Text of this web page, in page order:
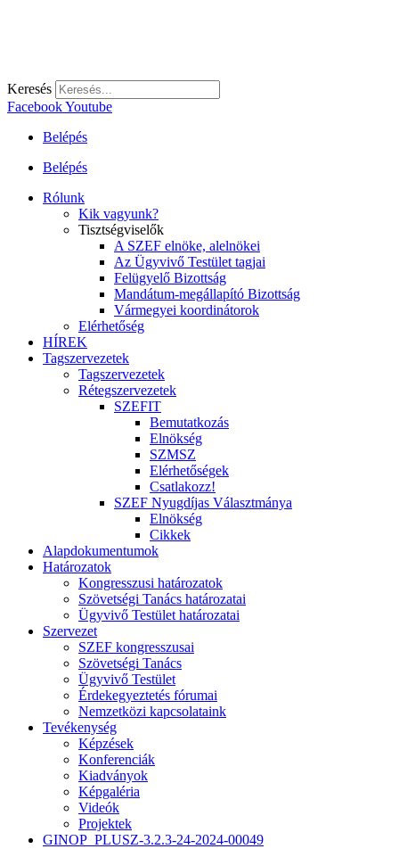
Keresés
FacebookYoutube
Belépés
Belépés
Rólunk
Kik vagyunk?
Tisztségviselők
A SZEF elnöke, alelnökei
Az Ügyvivő Testület tagjai
Felügyelő Bizottság
Mandátum-megállapító Bizottság
Vármegyei koordinátorok
Elérhetőség
HÍREK
Tagszervezetek
Tagszervezetek
Rétegszervezetek
SZEFIT
Bemutatkozás
Elnökség
SZMSZ
Elérhetőségek
Csatlakozz!
SZEF Nyugdíjas Választmánya
Elnökség
Cikkek
Alapdokumentumok
Határozatok
Kongresszusi határozatok
Szövetségi Tanács határozatai
Ügyvivő Testület határozatai
Szervezet
SZEF kongresszusai
Szövetségi Tanács
Ügyvivő Testület
Érdekegyeztetés fórumai
Nemzetközi kapcsolataink
Tevékenység
Képzések
Konferenciák
Kiadványok
Képgaléria
Videók
Projektek
GINOP_PLUSZ-3.2.3-24-2024-00049